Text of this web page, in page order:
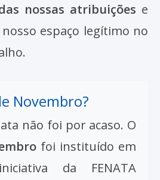
nossas atribuições e
espaço legítimo no
Novembro?
não foi por acaso. O
foi instituído em
da FENATA